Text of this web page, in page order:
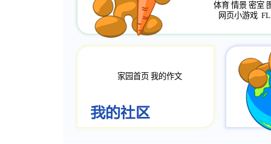
体育 情景 密室
网页小游戏
家园首页 我的作文